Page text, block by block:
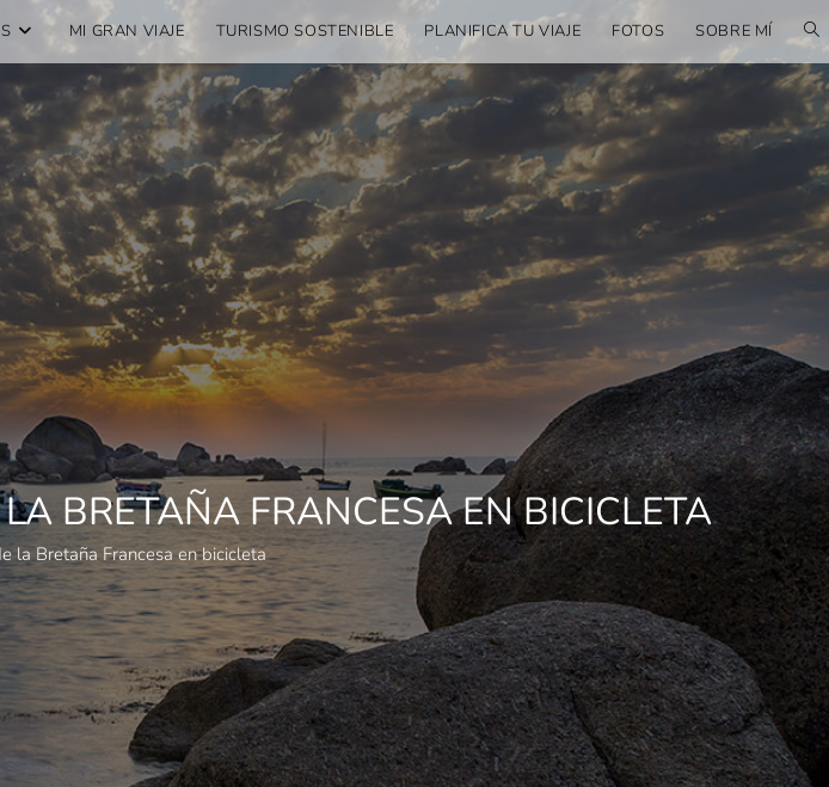
MI GRAN VIAJE TURISMO SOSTENIBLE PLANIFICA TU VIAJE FOTOS SOBRE MÍ
BRETAÑA FRANCESA EN BICICLETA
la Bretaña Francesa en bicicleta